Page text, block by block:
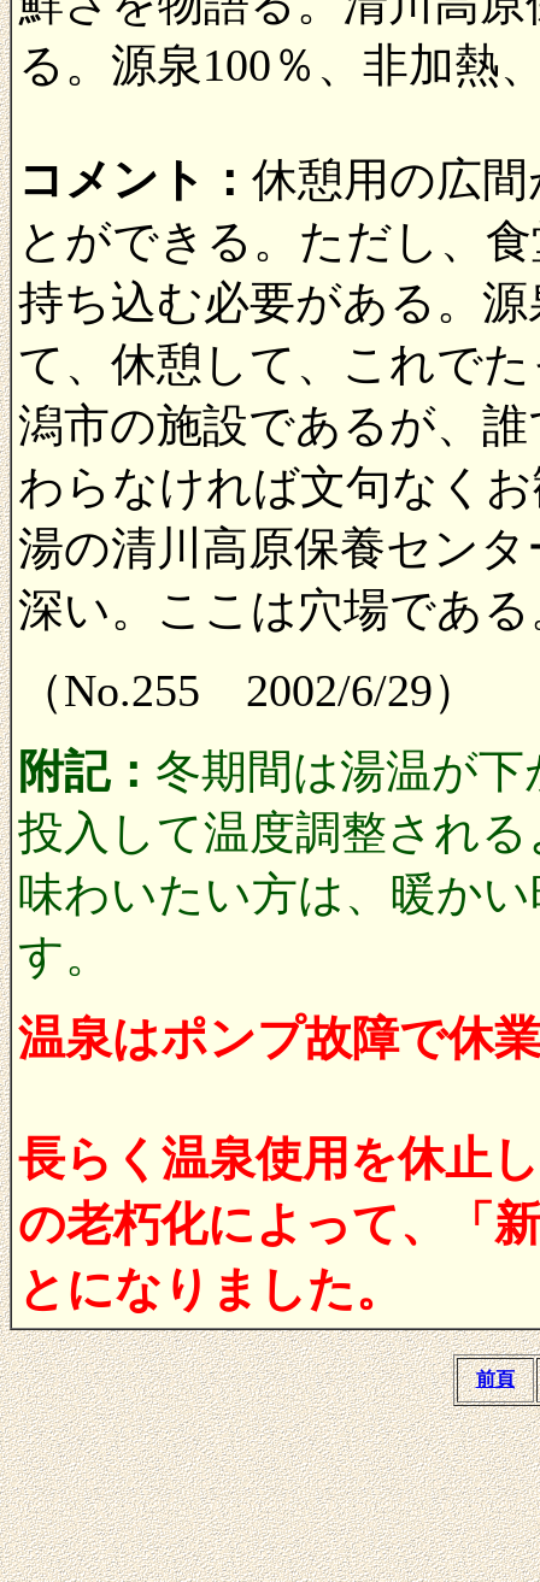
る。源泉100％、非加熱
コメント： 休憩用の広
とができる。ただし、
持ち込む必要がある。
て、休憩して、これで
潟市の施設であるが、
わらなければ文句なく
湯の清川高原保養セン
深い。ここは穴場である
（No.255 2002/6/29）
附記： 冬期間は湯温が
投入して温度調整され
味わいたい方は、暖か
す。
温泉はポンプ故障で休
長らく温泉使用を休止
の老朽化によって、「
とになりました。
前頁